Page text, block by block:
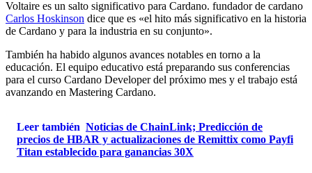
Voltaire es un salto significativo para Cardano. fundador de cardano
Carlos Hoskinson dice que es «el hito más significativo en la historia
de Cardano y para la industria en su conjunto».
También ha habido algunos avances notables en torno a la
educación. El equipo educativo está preparando sus conferencias
para el curso Cardano Developer del próximo mes y el trabajo está
avanzando en Mastering Cardano.
Leer también Noticias de ChainLink; Predicción de
precios de HBAR y actualizaciones de Remittix como Payfi
Titan establecido para ganancias 30X